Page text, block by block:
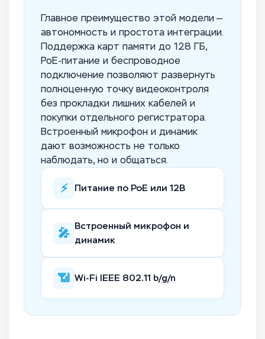
Главное преимущество этой модели —
автономность и простота интеграции.
Поддержка карт памяти до 128 ГБ,
PoE-питание и беспроводное
подключение позволяют развернуть
полноценную точку видеоконтроля
без прокладки лишних кабелей и
покупки отдельного регистратора.
Встроенный микрофон и динамик
дают возможность не только
наблюдать, но и общаться.
⚡ Питание по PoE или 12В
🎤 Встроенный микрофон и
динамик
📶 Wi-Fi IEEE 802.11 b/g/n